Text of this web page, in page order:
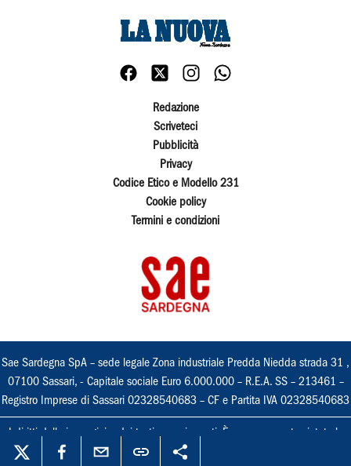
Redazione
Scriveteci
Pubblicità
Privacy
Codice Etico e Modello 231
Cookie policy
Termini e condizioni
Sae Sardegna SpA – sede legale Zona industriale Predda Niedda strada 31 ,
07100 Sassari, - Capitale sociale Euro 6.000.000 – R.E.A. SS – 213461 –
Registro Imprese di Sassari 02328540683 – CF e Partita IVA 02328540683
I diritti delle immagini e dei testi sono riservati. È espressamente vietata la
loro riproduzione con qualsiasi mezzo e l'adattamento totale o parziale.